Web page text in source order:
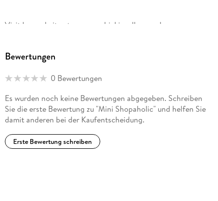
Visit her website at www. sophiekinsella. co. uk
Bewertungen
0 Bewertungen
Es wurden noch keine Bewertungen abgegeben. Schreiben
Sie die erste Bewertung zu "Mini Shopaholic" und helfen Sie
damit anderen bei der Kaufentscheidung.
Erste Bewertung schreiben